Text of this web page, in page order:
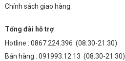
Chính sách giao hàng
Tổng đài hỗ trợ
Hotline : 0867.224.396 (08:30-21:30)
Bán hàng : 091993.12.13 (08:30-21:30)